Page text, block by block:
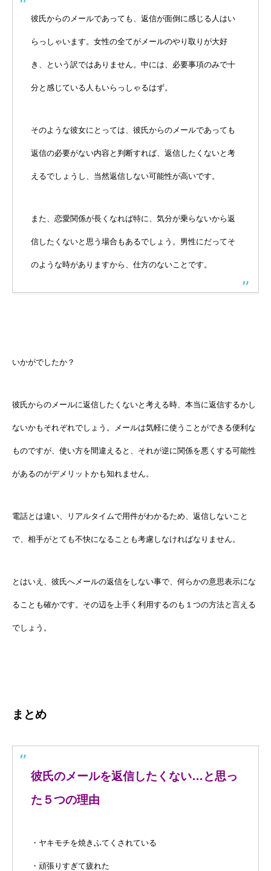
彼氏からのメールであっても、返信が面倒に感じる人はい
らっしゃいます。女性の全てがメールのやり取りが大好
き、という訳ではありません。中には、必要事項のみで十
分と感じている人もいらっしゃるはず。
そのような彼女にとっては、彼氏からのメールであっても
返信の必要がない内容と判断すれば、返信したくないと考
えるでしょうし、当然返信しない可能性が高いです。
また、恋愛関係が長くなれば特に、気分が乗らないから返
信したくないと思う場合もあるでしょう。男性にだってそ
のような時がありますから、仕方のないことです。
いかがでしたか？
彼氏からのメールに返信したくないと考える時、本当に返信するかし
ないかもそれぞれでしょう。メールは気軽に使うことができる便利な
ものですが、使い方を間違えると、それが逆に関係を悪くする可能性
があるのがデメリットかも知れません。
電話とは違い、リアルタイムで用件がわかるため、返信しないこと
で、相手がとても不快になることも考慮しなければなりません。
とはいえ、彼氏へメールの返信をしない事で、何らかの意思表示にな
ることも確かです。その辺を上手く利用するのも１つの方法と言える
でしょう。
まとめ
彼氏のメールを返信したくない…と思っ
た５つの理由
・ヤキモチを焼きふてくされている
・頑張りすぎて疲れた